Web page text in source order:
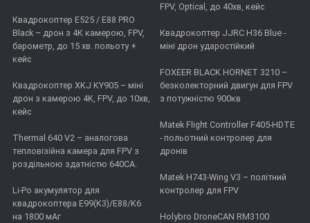
Квадрокоптер E525 / E88 PRO
Black – дрон з 4K камерою, FPV,
барометр, до 15 хв. польоту +
кейс
Квадрокоптер XKJ KY905 – міні
дрон з камерою 4K, FPV, до 10хв,
кейс
Thermal 640 V2 – аналогова
тепловізійна камера для FPV з
роздільною здатністю 640CA.
Li-Po акумулятор для
квадрокоптера E99(K3)/E88/K6
на 1800 мАг
FPV, Optical, до 40хв, кейс
Квадрокоптер JJRC H36 Blue -
міні дрон ударостійкий
FOXEER BLACK HORNET 3210 –
безколекторний двигун для FPV
з потужністю 900кв
Matek Flight Controller F405-HDTE
- польотний контролер для
дронів
Matek H743-Wing V3 – політний
контролер для FPV
Holybro DroneCAN RM3100